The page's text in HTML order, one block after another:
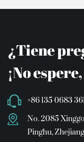
¿Tiene
¡No
+86 135 0683
No. 2085
Pinghu,